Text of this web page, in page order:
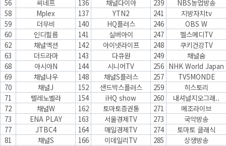
56
씨네프 136 채널다이아 239
NBS농업방송
58
Mplex 137 YTN2 241
지방자치tv
59
더무비 140 HQ플러스 246
OBS W
60
인디필름 141 실버아이 247
헬스메디TV
62
채널액션 142 아이넷라이프 248
쿠키건강TV
63
더드라마 143 다큐원 249
채널숨
68
아시아N 144 시니어TV 256 NHK World Japan
69
채널나우 148 채널S플러스 257
TV5MONDE
70
채널J 152 샌드박스플러스 259
히스토리
71
텔레노벨라 154 iHQ show 260
내셔널지오그래..
72
채널W 162 토마토증권통 271
메조라이브
73
ENA PLAY 163 서울경제TV 273
국악방송
77
JTBC4 164 매일경제TV 274
토마토 클래식
81
채널S 166 이데일리TV 285
상생방송